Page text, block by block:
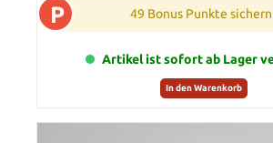
P 49 Bonus Punkte sichern
Artikel ist sofort ab Lager
In den Warenkorb